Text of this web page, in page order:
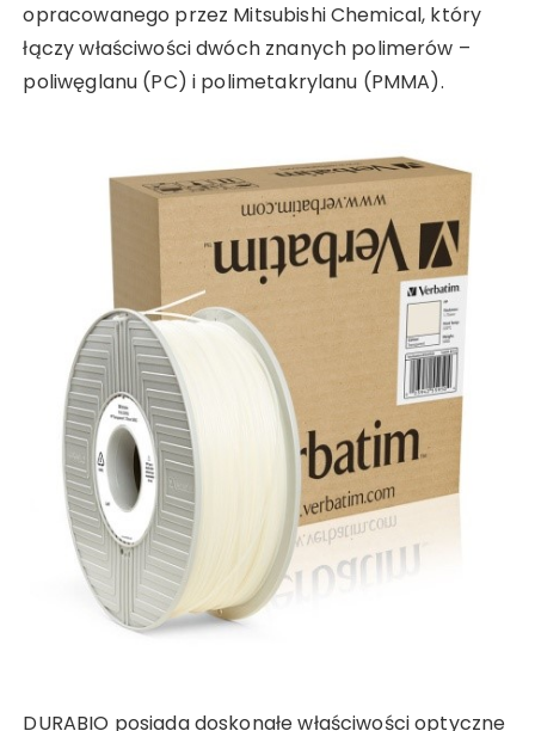
opracowanego przez Mitsubishi Chemical, który
łączy właściwości dwóch znanych polimerów –
poliwęglanu (PC) i polimetakrylanu (PMMA).
DURABIO posiada doskonałe właściwości optyczne